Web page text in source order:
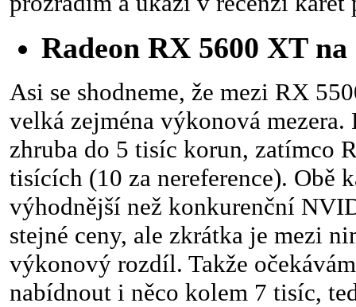
Radeon RX 5600 XT na
Asi se shodneme, že mezi RX
velká zejména výkonová mezera.
zhruba do 5 tisíc korun, zatímco
tisících (10 za nereference). Obě
výhodnější než konkurenční
stejné ceny, ale zkrátka je mezi
výkonový rozdíl. Takže
nabídnout i něco kolem 7 tisíc,